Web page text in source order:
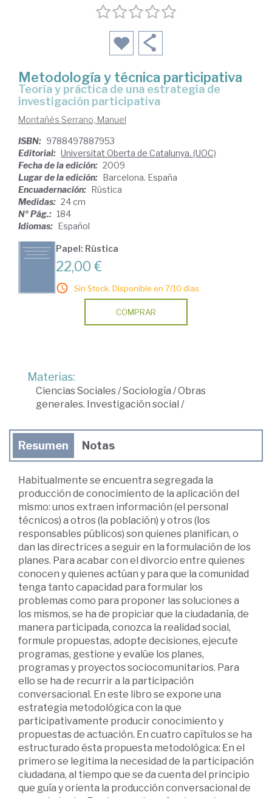
Metodología y técnica participativa
teoría y práctica de una estrategia de
investigación participativa
Montañés Serrano, Manuel
ISBN: 9788497887953
Editorial: Universitat Oberta de Catalunya. (UOC)
Fecha de la edición: 2009
Lugar de la edición: Barcelona. España
Encuadernación: Rústica
Medidas: 24 cm
Nº Pág.: 184
Idiomas: Español
Papel: Rústica
22,00 €
Sin Stock. Disponible en 7/10 días.
COMPRAR
Materias:
Ciencias Sociales/Sociología /Obras
generales. Investigación social /
Resumen Notas
Habitualmente se encuentra segregada la
producción de conocimiento de la aplicación del
mismo: unos extraen información (el personal
técnicos) a otros (la población) y otros (los
responsables públicos) son quienes planifican, o
dan las directrices a seguir en la formulación de los
planes. Para acabar con el divorcio entre quienes
conocen y quienes actúan y para que la comunidad
tenga tanto capacidad para formular los
problemas como para proponer las soluciones a
los mismos, se ha de propiciar que la ciudadanía, de
manera participada, conozca la realidad social,
formule propuestas, adopte decisiones, ejecute
programas, gestione y evalúe los planes,
programas y proyectos sociocomunitarios. Para
ello se ha de recurrir a la participación
conversacional. En este libro se expone una
estrategia metodológica con la que
participativamente producir conocimiento y
propuestas de actuación. En cuatro capítulos se ha
estructurado ésta propuesta metodológica: En el
primero se legitima la necesidad de la participación
ciudadana, al tiempo que se da cuenta del principio
que guía y orienta la producción conversacional de